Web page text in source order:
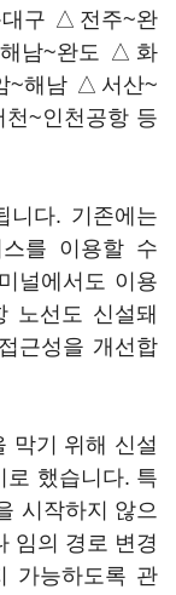
대구 △전주~완
남~완도 △화
~해남 △서산~
~인천공항 등
니다. 기존에는
스를 이용할 수
널에서도 이용
노선도 신설돼
근성을 개선합
막기 위해 신설
로 했습니다. 특
시작하지 않으
임의 경로 변경
가능하도록 관